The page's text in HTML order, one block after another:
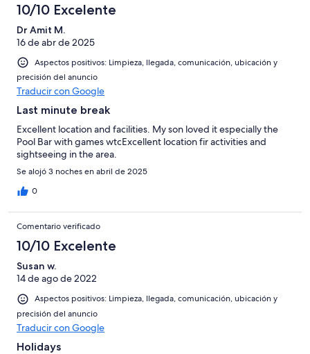
Mediocre
Horrible
10/10 Excelente
Dr Amit M.
16 de abr de 2025
Aspectos positivos: Limpieza, llegada, comunicación, ubicación y
precisión del anuncio
Traducir con Google
Last minute break
Excellent location and facilities. My son loved it especially the
Pool Bar with games wtcExcellent location fir activities and
sightseeing in the area.
Se alojó 3 noches en abril de 2025
0
Comentario verificado
10/10 Excelente
Susan w.
14 de ago de 2022
Aspectos positivos: Limpieza, llegada, comunicación, ubicación y
precisión del anuncio
Traducir con Google
Holidays